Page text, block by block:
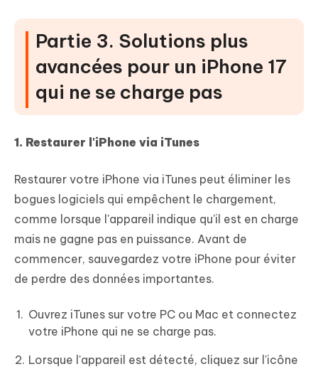
Partie 3. Solutions plus
avancées pour un iPhone 17
qui ne se charge pas
1. Restaurer l'iPhone via iTunes
Restaurer votre iPhone via iTunes peut éliminer les
bogues logiciels qui empêchent le chargement,
comme lorsque l'appareil indique qu'il est en charge
mais ne gagne pas en puissance. Avant de
commencer, sauvegardez votre iPhone pour éviter
de perdre des données importantes.
Ouvrez iTunes sur votre PC ou Mac et connectez
votre iPhone qui ne se charge pas.
Lorsque l'appareil est détecté, cliquez sur l'icône